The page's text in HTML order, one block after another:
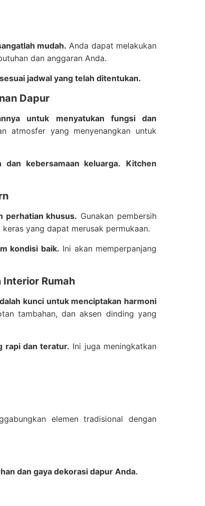
mudah. Anda dapat melakukan
dan anggaran Anda.
jadwal yang telah ditentukan.
Dapur
untuk menyatukan fungsi dan
atmosfer yang menyenangkan untuk
kebersamaan keluarga.
Kitchen
perhatian khusus. Gunakan pembersih
yang dapat merusak permukaan.
kondisi baik. Ini akan memperpanjang
Rumah
kunci untuk menciptakan harmoni
tambahan, dan aksen dinding yang
rapi dan teratur. Ini juga meningkatkan
elemen tradisional dengan
dan gaya dekorasi dapur Anda.